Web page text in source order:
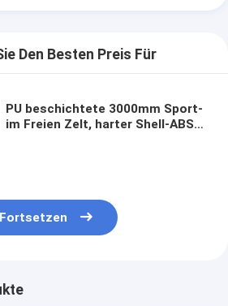
Den Besten Preis Für
PU beschichtete 3000mm Sport-
im Freien Zelt, harter Shell-ABS
Fortsetzen